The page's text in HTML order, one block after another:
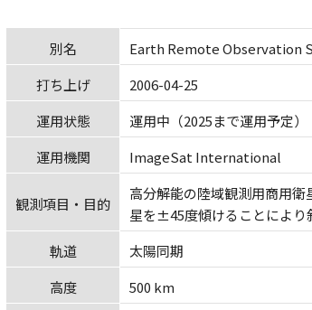
別名
Earth Remote Observation
打ち上げ
2006-04-25
運用状態
運用中（2025まで運用予定）
運用機関
ImageSat International
観測項目・目的
高分解能の陸域観測用商用
星を±45度傾けることにより
軌道
太陽同期
高度
500 km